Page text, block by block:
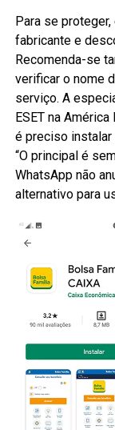
Para se
fabricante e
Recomenda-se
verificar o nome
serviço. A
ESET na
é preciso instalar
“O principal é
WhatsApp não
alternativo para